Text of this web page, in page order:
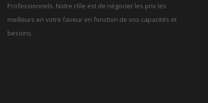
Professionnels. Notre rôle est de négocier les prix les
meilleurs en votre faveur en fonction de vos capacités et
besoins.